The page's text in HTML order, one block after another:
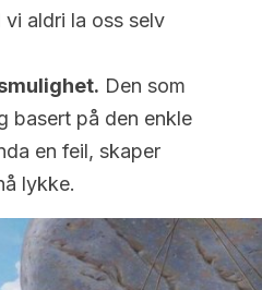
aldri la oss selv
Den som
basert på den enkle
en feil, skaper
lykke.